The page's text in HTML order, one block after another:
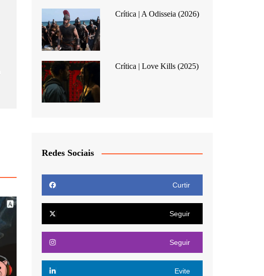
Crítica | A Odisseia (2026)
Crítica | Love Kills (2025)
Redes Sociais
Curtir
Seguir
Seguir
Evite